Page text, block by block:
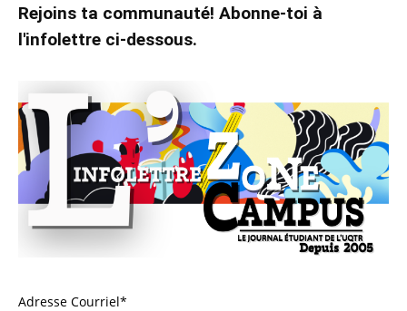
Rejoins ta communauté! Abonne-toi à
l'infolettre ci-dessous.
Adresse Courriel*